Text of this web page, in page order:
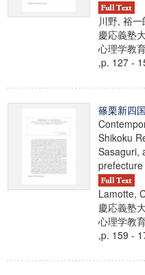
川野, 裕一
慶応義塾
心理学教
,p. 127 -
篠栗新四
Shikoku
Sasaguri,
prefecture
Lamotte,
慶応義塾
心理学教
,p. 159 -